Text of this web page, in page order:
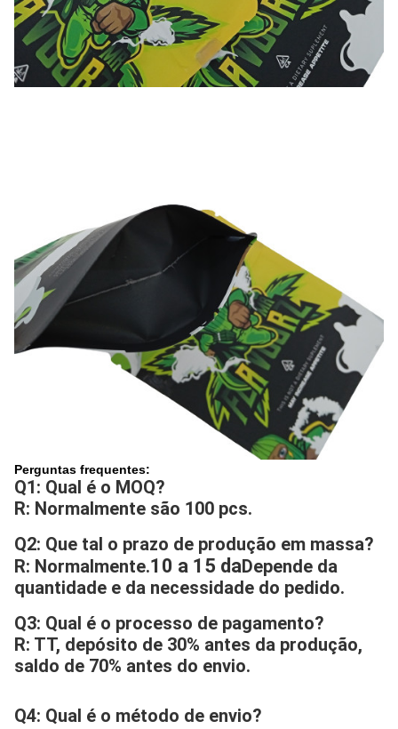
Perguntas frequentes:
Q1: Qual é o MOQ?
R: Normalmente são 100 pcs.
Q2: Que tal o prazo de produção em massa?
R: Normalmente.10 a 15 daDepende da
quantidade e da necessidade do pedido.
Q3: Qual é o processo de pagamento?
R: TT, depósito de 30% antes da produção,
saldo de 70% antes do envio.
Q4: Qual é o método de envio?